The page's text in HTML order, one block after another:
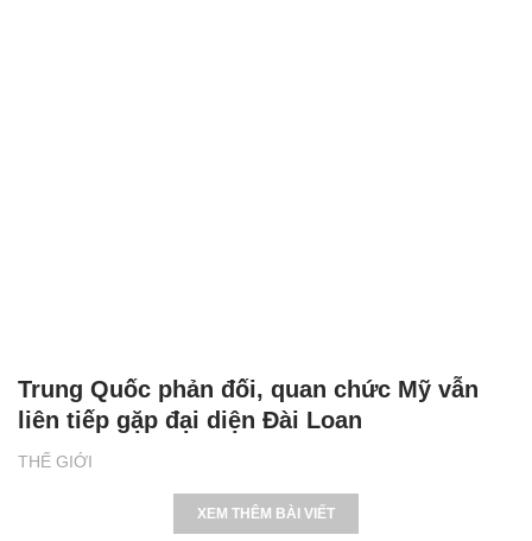
THẾ GIỚI
Trung Quốc phản đối, quan chức Mỹ vẫn
liên tiếp gặp đại diện Đài Loan
XEM THÊM BÀI VIẾT